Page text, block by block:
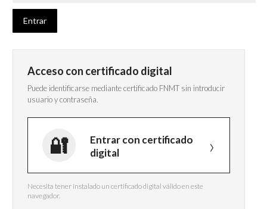
Acceso con certificado digital
Puede identificarse mediante certificado FNMT sin introducir
usuario y contraseña.
Entrar con certificado
digital
Necesita tener instalado un certificado digital válido en este
navegador.